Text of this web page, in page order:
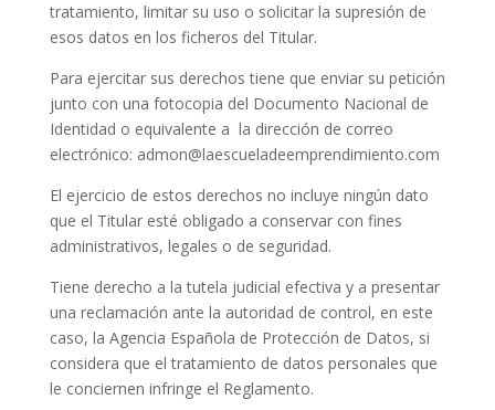
tratamiento, limitar su uso o solicitar la supresión de
esos datos en los ficheros del Titular.
Para ejercitar sus derechos tiene que enviar su petición
junto con una fotocopia del Documento Nacional de
Identidad o equivalente a la dirección de correo
electrónico: admon@laescueladeemprendimiento.com
El ejercicio de estos derechos no incluye ningún dato
que el Titular esté obligado a conservar con fines
administrativos, legales o de seguridad.
Tiene derecho a la tutela judicial efectiva y a presentar
una reclamación ante la autoridad de control, en este
caso, la Agencia Española de Protección de Datos, si
considera que el tratamiento de datos personales que
le conciernen infringe el Reglamento.